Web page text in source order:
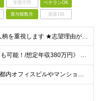
学歴不問 ベテランOK
賞与複数月 面接1回
★未経験OK・お人柄を重視します ★志望理由が明確でない方もお気軽にご応募ください！ ■高卒以上 ■60歳未満の方(定年年齢による理由) ＜長く安心して働きやすい＞ 当社では現在20代～60代の管理
《想定月収30万円も可能！/想定年収380万円》 ■月給24万5000円以上＋賞与年2回(2カ月/2025年実績)＋時間外手当＋資格手当＋役職手当＋交通費 ………… ≪昇給、賞与、および各種諸手当につ
住友不動産所有の都内オフィスビルやマンションでの勤務となります。 ★希望を考慮し、転居を伴う転勤はありません。 ★新宿・日本橋・半蔵門・飯田橋・秋葉原・中野・大崎をはじめとした23区のビルが対象です。